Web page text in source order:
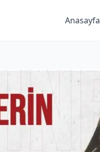
Anasayfa